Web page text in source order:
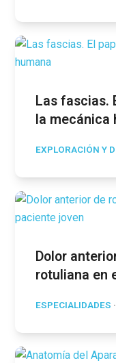
Las fascias.
la mecánica
EXPLORACIÓN Y
Dolor
rotuliana en
ESPECIALIDADES